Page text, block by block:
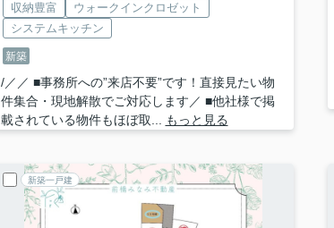
収納豊富
ウォークインクロゼット
システムキッチン
新築
/／／ ■事務所への”来店不要”です！直接見たい物
件集合・現地解散でご対応します／ ■他社様で掲
載されている物件もほぼ取...
もっと見る
新築一戸建